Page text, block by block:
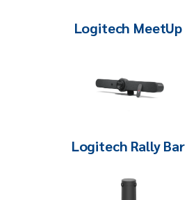
Logitech MeetUp
Logitech Rally Bar